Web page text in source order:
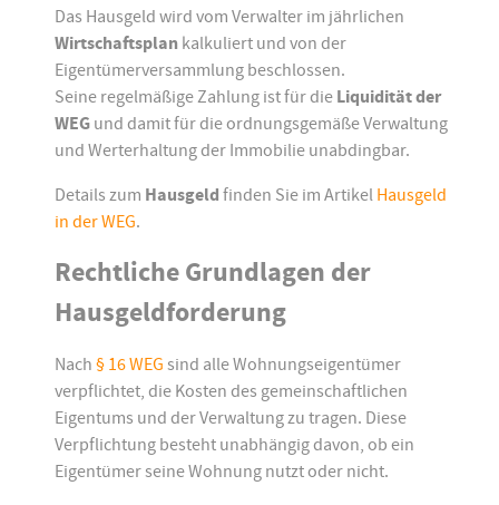
Das Hausgeld wird vom Verwalter im jährlichen
Wirtschaftsplan kalkuliert und von der
Eigentümerversammlung beschlossen.
Seine regelmäßige Zahlung ist für die Liquidität der
WEG und damit für die ordnungsgemäße Verwaltung
und Werterhaltung der Immobilie unabdingbar.
Details zum Hausgeld finden Sie im Artikel Hausgeld
in der WEG.
Rechtliche Grundlagen der
Hausgeldforderung
Nach § 16 WEG sind alle Wohnungseigentümer
verpflichtet, die Kosten des gemeinschaftlichen
Eigentums und der Verwaltung zu tragen. Diese
Verpflichtung besteht unabhängig davon, ob ein
Eigentümer seine Wohnung nutzt oder nicht.